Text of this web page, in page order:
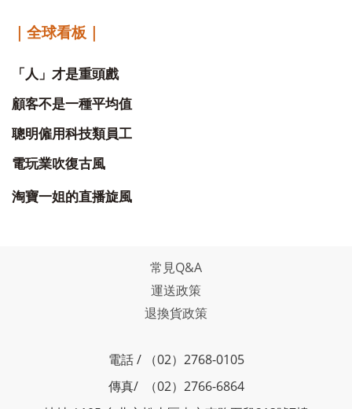
｜全球看板｜
「人」才是重頭戲
顧客不是一種平均值
聰明僱用科技類員工
電玩業吹復古風
淘寶一姐的直播旋風
常見Q&A
運送政策
退換貨政策
電話 / （02）2768-0105
傳真/ （02）2766-6864